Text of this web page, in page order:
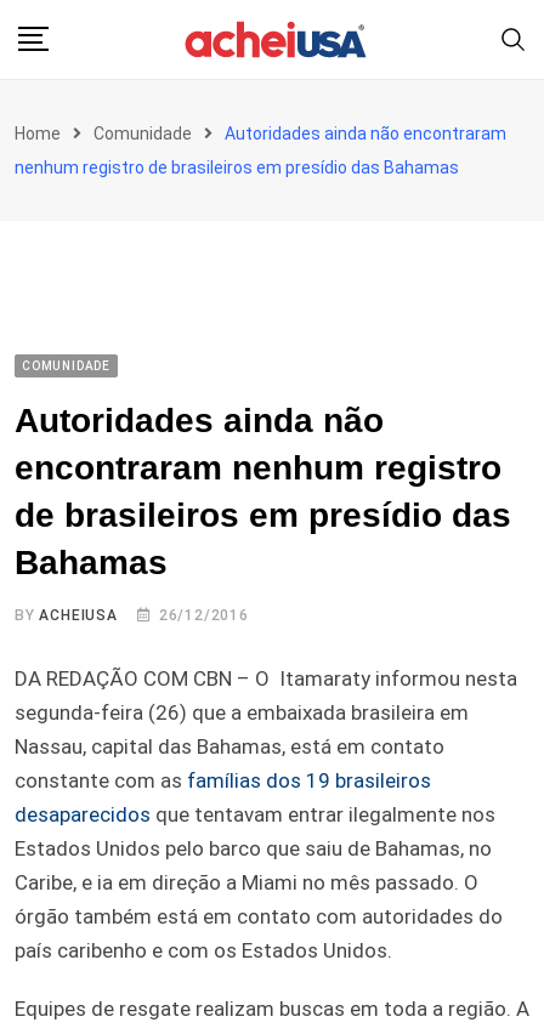
Home Comunidade
Autoridades ainda não encontraram
nenhum registro de brasileiros em presídio das Bahamas
COMUNIDADE
Autoridades ainda não
encontraram nenhum registro
de brasileiros em presídio das
Bahamas
BYACHEIUSA 26/12/2016
DA REDAÇÃO COM CBN – O Itamaraty informou nesta
segunda-feira (26) que a embaixada brasileira em
Nassau, capital das Bahamas, está em contato
constante com as famílias dos 19 brasileiros
desaparecidos que tentavam entrar ilegalmente nos
Estados Unidos pelo barco que saiu de Bahamas, no
Caribe, e ia em direção a Miami no mês passado. O
órgão também está em contato com autoridades do
país caribenho e com os Estados Unidos.
Equipes de resgate realizam buscas em toda a região. A